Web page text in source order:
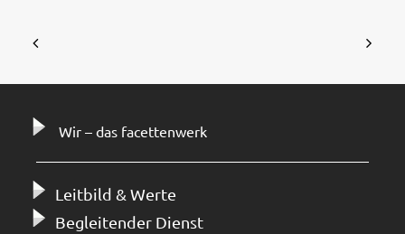
Wir – das facettenwerk
Leitbild & Werte
Begleitender Dienst